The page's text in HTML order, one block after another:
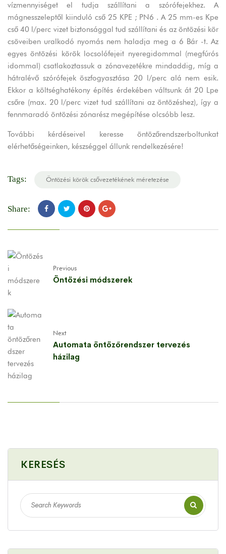
vízmennyiséget el tudja szállítani a szórófejekhez. A
mágnesszeleptől kiinduló cső 25 KPE ; PN6 . A 25 mm-es Kpe
cső 40 l/perc vizet biztonsággal tud szállítani és az öntözési kör
csöveiben uralkodó nyomás nem haladja meg a 6 Bár -t. Az
egyes öntözési körök locsolófejeit nyeregidommal (megfúrós
idommal) csatlakoztassuk a zónavezetékre mindaddig, míg a
hátralévő szórófejek öszfogyasztása 20 l/perc alá nem esik.
Ekkor a költséghatékony építés érdekében váltsunk át 20 Lpe
csőre (max. 20 l/perc vizet tud szállítani az öntözéshez), így a
fennmaradó öntözési zónarész megépítése olcsóbb lesz.
További kérdéseivel keresse öntözőrendszerboltunkat
elérhetőségeinken, készséggel állunk rendelkezésére!
Tags: Öntözési körök csővezetékének méretezése
Share:
Previous
Öntözési módszerek
Next
Automata öntözőrendszer tervezés
házilag
KERESÉS